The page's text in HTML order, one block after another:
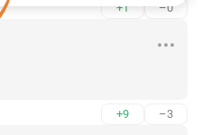
+1 –0
+9 –3